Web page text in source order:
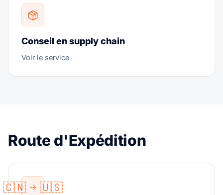
Conseil en supply chain
Voir le service
Route d'Expédition
🇨🇳 🇺🇸